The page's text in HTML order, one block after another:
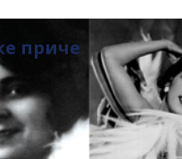
приче